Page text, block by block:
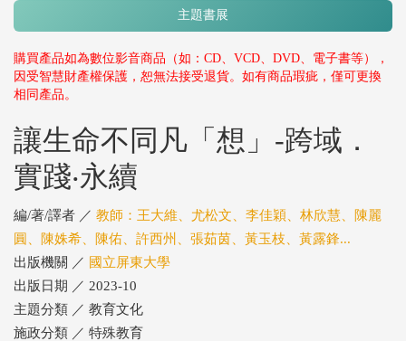
主題書展
購買產品如為數位影音商品（如：CD、VCD、DVD、電子書等），
因受智慧財產權保護，恕無法接受退貨。如有商品瑕疵，僅可更換
相同產品。
讓生命不同凡「想」-跨域．
實踐‧永續
編/著/譯者 ／ 教師：王大維、尤松文、李佳穎、林欣慧、陳麗
圓、陳姝希、陳佑、許西州、張茹茵、黃玉枝、黃露鋒...
出版機關 ／ 國立屏東大學
出版日期 ／ 2023-10
主題分類 ／ 教育文化
施政分類 ／ 特殊教育